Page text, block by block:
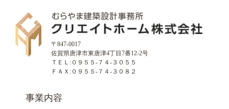
〒847-0017
佐賀県唐津市東唐津4丁目7番12-2号
ＴＥＬ:０９５５-７４-３０５５
ＦＡＸ:０９５５-７４-３０８２
事業内容